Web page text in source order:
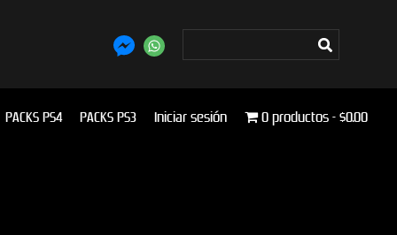
PACKS PS4 PACKS PS3 Iniciar sesión 0 productos $0.00